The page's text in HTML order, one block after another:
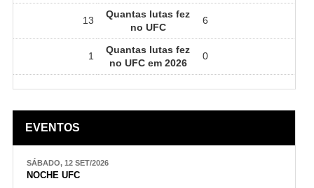
13
Quantas lutas fez
no UFC
6
1
Quantas lutas fez
no UFC em 2026
0
EVENTOS
SÁBADO, 12 SET/2026
NOCHE UFC